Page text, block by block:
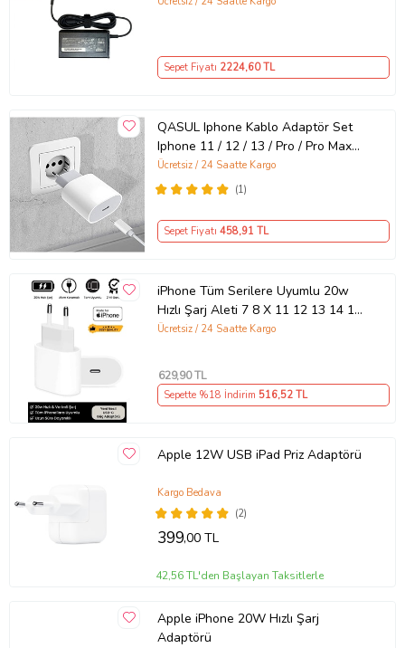
Sepet Fiyatı 2224,60 TL
QASUL Iphone Kablo Adaptör Set
Iphone 11 / 12 / 13 / Pro / Pro Max
Uyumlu Şarj Aleti Seti
(1)
Ücretsiz / 24 Saatte Kargo
Sepet Fiyatı 458,91 TL
iPhone Tüm Serilere Uyumlu 20w
Hızlı Şarj Aleti 7 8 X 11 12 13 14 15
16 İçin Type-C Girişli Adaptör
Ücretsiz / 24 Saatte Kargo
629,90 TL
Sepette %18 İndirim 516,52 TL
Apple 12W USB iPad Priz Adaptörü
(2)
Kargo Bedava
399,00 TL
42,56 TL'den Başlayan Taksitlerle
Apple iPhone 20W Hızlı Şarj
Adaptörü